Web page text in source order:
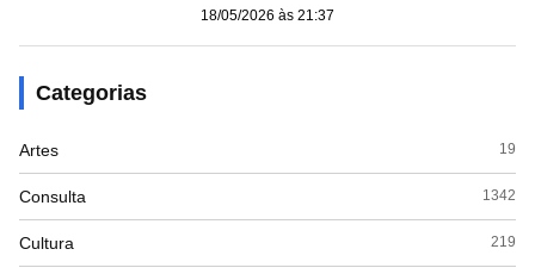
18/05/2026 às 21:37
Categorias
Artes 19
Consulta 1342
Cultura 219